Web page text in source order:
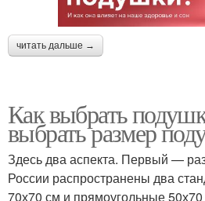
читать дальше →
Как выбрать
выбрать размер
Здесь два аспекта. Первый —
России распространены два
70х70 см и прямоугольные